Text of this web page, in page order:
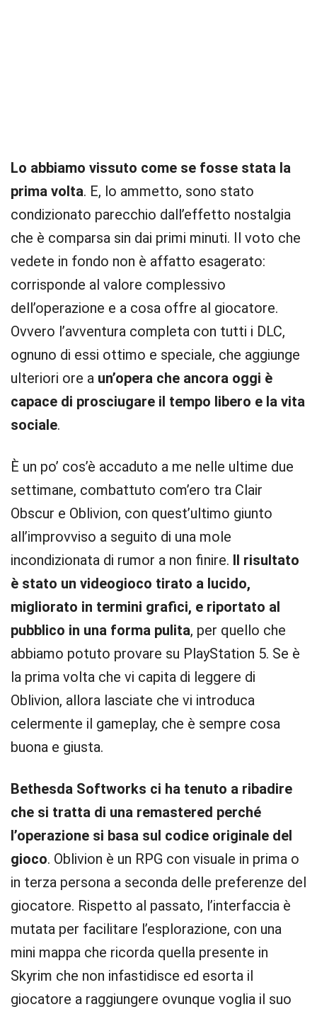
Lo abbiamo vissuto come se fosse stata la
prima volta. E, lo ammetto, sono stato
condizionato parecchio dall’effetto nostalgia
che è comparsa sin dai primi minuti. Il voto che
vedete in fondo non è affatto esagerato:
corrisponde al valore complessivo
dell’operazione e a cosa offre al giocatore.
Ovvero l’avventura completa con tutti i DLC,
ognuno di essi ottimo e speciale, che aggiunge
ulteriori ore a un’opera che ancora oggi è
capace di prosciugare il tempo libero e la vita
sociale.
È un po’ cos’è accaduto a me nelle ultime due
settimane, combattuto com’ero tra Clair
Obscur e Oblivion, con quest’ultimo giunto
all’improvviso a seguito di una mole
incondizionata di rumor a non finire. Il risultato
è stato un videogioco tirato a lucido,
migliorato in termini grafici, e riportato al
pubblico in una forma pulita, per quello che
abbiamo potuto provare su PlayStation 5. Se è
la prima volta che vi capita di leggere di
Oblivion, allora lasciate che vi introduca
celermente il gameplay, che è sempre cosa
buona e giusta.
Bethesda Softworks ci ha tenuto a ribadire
che si tratta di una remastered perché
l’operazione si basa sul codice originale del
gioco. Oblivion è un RPG con visuale in prima o
in terza persona a seconda delle preferenze del
giocatore. Rispetto al passato, l’interfaccia è
mutata per facilitare l’esplorazione, con una
mini mappa che ricorda quella presente in
Skyrim che non infastidisce ed esorta il
giocatore a raggiungere ovunque voglia il suo